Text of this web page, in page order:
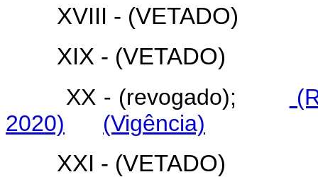
XVIII - (VETADO)
XIX - (VETADO)
XX - (revogado);
2020)
(Vigência)
XXI - (VETADO)